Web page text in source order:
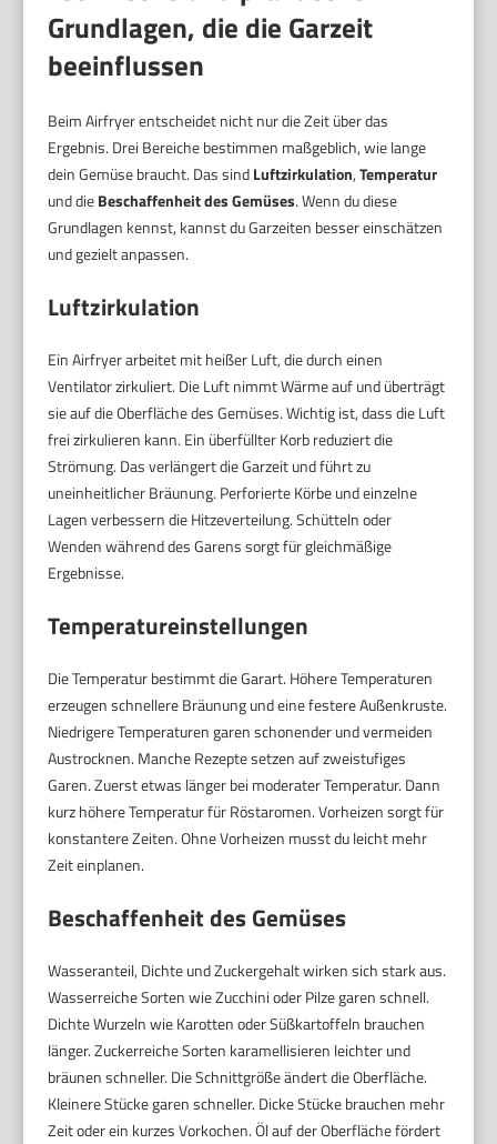
Grundlagen, die die Garzeit
beeinflussen
Beim Airfryer entscheidet nicht nur die Zeit über das
Ergebnis. Drei Bereiche bestimmen maßgeblich, wie lange
dein Gemüse braucht. Das sindLuftzirkulation,Temperatur
und dieBeschaffenheit des Gemüses. Wenn du diese
Grundlagen kennst, kannst du Garzeiten besser einschätzen
und gezielt anpassen.
Luftzirkulation
Ein Airfryer arbeitet mit heißer Luft, die durch einen
Ventilator zirkuliert. Die Luft nimmt Wärme auf und überträgt
sie auf die Oberfläche des Gemüses. Wichtig ist, dass die Luft
frei zirkulieren kann. Ein überfüllter Korb reduziert die
Strömung. Das verlängert die Garzeit und führt zu
uneinheitlicher Bräunung. Perforierte Körbe und einzelne
Lagen verbessern die Hitzeverteilung. Schütteln oder
Wenden während des Garens sorgt für gleichmäßige
Ergebnisse.
Temperatureinstellungen
Die Temperatur bestimmt die Garart. Höhere Temperaturen
erzeugen schnellere Bräunung und eine festere Außenkruste.
Niedrigere Temperaturen garen schonender und vermeiden
Austrocknen. Manche Rezepte setzen auf zweistufiges
Garen. Zuerst etwas länger bei moderater Temperatur. Dann
kurz höhere Temperatur für Röstaromen. Vorheizen sorgt für
konstantere Zeiten. Ohne Vorheizen musst du leicht mehr
Zeit einplanen.
Beschaffenheit des Gemüses
Wasseranteil, Dichte und Zuckergehalt wirken sich stark aus.
Wasserreiche Sorten wie Zucchini oder Pilze garen schnell.
Dichte Wurzeln wie Karotten oder Süßkartoffeln brauchen
länger. Zuckerreiche Sorten karamellisieren leichter und
bräunen schneller. Die Schnittgröße ändert die Oberfläche.
Kleinere Stücke garen schneller. Dicke Stücke brauchen mehr
Zeit oder ein kurzes Vorkochen. Öl auf der Oberfläche fördert